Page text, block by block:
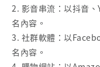
2. 影音串流：以抖音
名內容。
3. 社群軟體：以
名內容。